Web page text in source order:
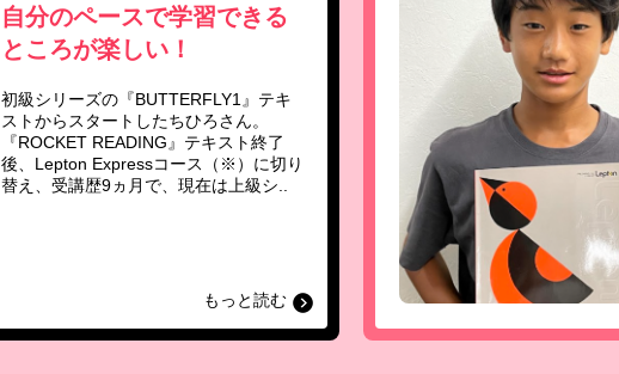
自分のペースで学習できる
ところが楽しい！
初級シリーズの『BUTTERFLY1』テキ
ストからスタートしたちひろさん。
『ROCKET READING』テキスト終了
後、Lepton Expressコース（※）に切り
替え、受講歴9ヵ月で、現在は上級シ..
もっと読む